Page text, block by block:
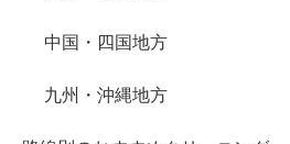
中国・四国地方
九州・沖縄地方